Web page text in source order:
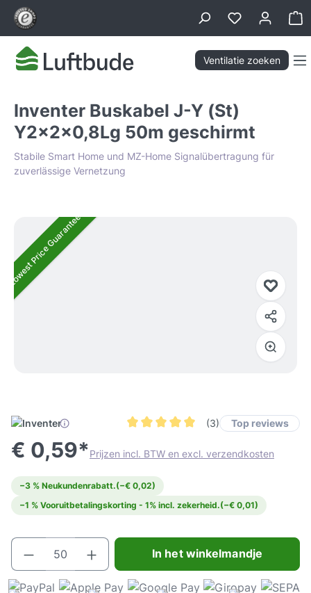
Ventilatie zoeken
Inventer Buskabel J-Y (St)
Y2x2x0,8Lg 50m geschirmt
Stabile Smart Home und MZ-Home Signalübertragung für
zuverlässige Vernetzung
Afbeeldingengalerij overslaan
Lowest Price Guarantee
(3) Top reviews
€ 0,59*Prijzen incl. BTW en excl. verzendkosten
−3 % Neukundenrabatt.(−€ 0,02)
−1 % Vooruitbetalingskorting - 1% incl. zekerheid.(−€ 0,01)
Producthoeveelheid: Voer de gewenste
In het winkelmandje